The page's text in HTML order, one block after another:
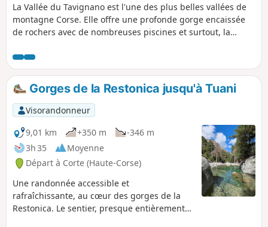
La Vallée du Tavignano est l'une des plus belles vallées de
montagne Corse. Elle offre une profonde gorge encaissée
de rochers avec de nombreuses piscines et surtout, la
seul un ancien sentier muletier bien conservé permet
d'accéder dans les gorges très sauvages du Tavignano. À la
passerelle di u Russulinu, on trouvera des vasques dans le
torrent, rafraîchissement garanti lors de fortes chaleurs,
comme cette année (2017).
Gorges de la Restonica jusqu'à Tuani
Visorandonneur
9,01 km
+350 m
-346 m
3h 35
Moyenne
Départ à Corte (Haute-Corse)
Une randonnée accessible et
rafraîchissante, au cœur des gorges de la
Restonica. Le sentier, presque entièrement